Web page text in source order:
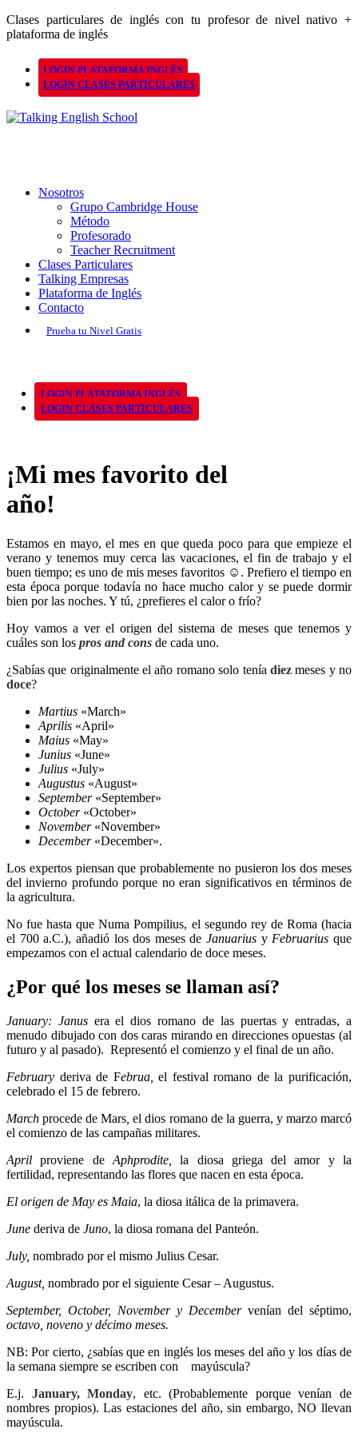
Clases particulares de inglés con tu profesor de nivel nativo +
plataforma de inglés
LOGIN PLATAFORMA INGLÉS
LOGIN CLASES PARTICULARES
Nosotros
Grupo Cambridge House
Método
Profesorado
Teacher Recruitment
Clases Particulares
Talking Empresas
Plataforma de Inglés
Contacto
Prueba tu Nivel Gratis
LOGIN PLATAFORMA INGLÉS
LOGIN CLASES PARTICULARES
¡Mi mes favorito del
año!
Estamos en mayo, el mes en que queda poco para que empieze el
verano y tenemos muy cerca las vacaciones, el fin de trabajo y el
buen tiempo; es uno de mis meses favoritos ☺. Prefiero el tiempo en
esta época porque todavía no hace mucho calor y se puede dormir
bien por las noches. Y tú, ¿prefieres el calor o frío?
Hoy vamos a ver el origen del sistema de meses que tenemos y
cuáles son los pros and cons de cada uno.
¿Sabías que originalmente el año romano solo tenía diezmeses y no
doce?
Martius «March»
Aprilis «April»
Maius «May»
Junius «June»
Julius «July»
Augustus «August»
September«September»
October«October»
November«November»
December «December».
Los expertos piensan que probablemente no pusieron los dos meses
del invierno profundo porque no eran significativos en términos de
la agricultura.
No fue hasta que Numa Pompilius, el segundo rey de Roma (hacia
el 700 a.C.), añadió los dos meses deJanuarius y Februariusque
empezamos con el actual calendario de doce meses.
¿Por qué los meses se llaman así?
January: Janus era el dios romano de las puertas y entradas, a
menudo dibujado con dos caras mirando en direcciones opuestas (al
futuro y al pasado). Representó el comienzo y el final de un año.
February deriva de Februa, el festival romano de la purificación,
celebrado el 15 de febrero.
Marchprocede de Mars el dios romano de la guerra, y marzo marcó
el comienzo de las campañas militares.
Aprilproviene de Aphprodite,
la diosa griega del amor y la
fertilidad, representando las flores que nacen en esta época.
El origen de May es Maia, la diosa itálica de la primavera.
June deriva de Juno, la diosa romana del Panteón.
July, nombrado por el mismo Julius Cesar.
August, nombrado por el siguiente Cesar – Augustus.
September, October, November y December venían del séptimo,
octavo, noveno y décimo meses.
NB: Por cierto, ¿sabías que en inglés los meses del año y los días de
la semana siempre se escriben con mayúscula?
E.j. January, Monday, etc. (Probablemente porque venían de
nombres propios). Las estaciones del año, sin embargo, NO llevan
mayúscula.